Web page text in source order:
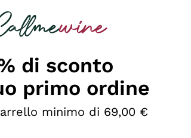
di sconto
primo ordine
minimo di 69,00 €